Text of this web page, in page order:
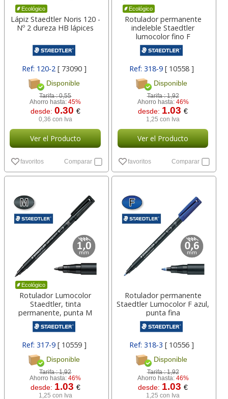
Ecológico
Lápiz Staedtler Noris 120 -
Nº 2 dureza HB lápices
Ref: 120-2 [ 73090 ]
Disponible
Tarifa :0,55
Ahorro hasta:45%
desde: 0.30 €
0,36 con Iva
Ver el Producto
favoritos Comparar
Ecológico
Rotulador permanente
indeleble Staedtler
lumocolor fino F
Ref: 318-9 [ 10558 ]
Disponible
Tarifa :1,92
Ahorro hasta: 46%
desde: 1.03€
1,25 con Iva
Ver el Producto
favoritos Comparar
Ecológico
Rotulador Lumocolor
Staedtler, tinta
permanente, punta M
Ref: 317-9 [ 10559 ]
Disponible
Tarifa :1,92
Ahorro hasta:46%
desde: 1.03 €
1,25 con Iva
Rotulador permanente
Staedtler Lumocolor F azul,
punta fina
Ref: 318-3 [ 10556 ]
Disponible
Tarifa :1,92
Ahorro hasta: 46%
desde: 1.03€
1,25 con Iva